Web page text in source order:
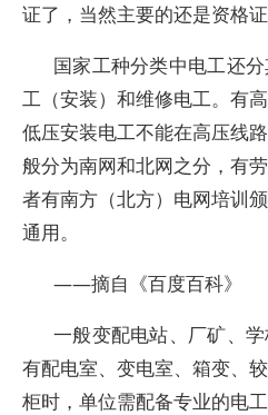
证了，当然主要的还是资格证
国家工种分类中电工还
工（安装）和维修电工。有
低压安装电工不能在高压线
般分为南网和北网之分，有
者有南方（北方）电网培训
通用。
——摘自《百度百科》
一般变配电站、厂矿、
有配电室、变电室、箱变、
柜时，单位需配备专业的电